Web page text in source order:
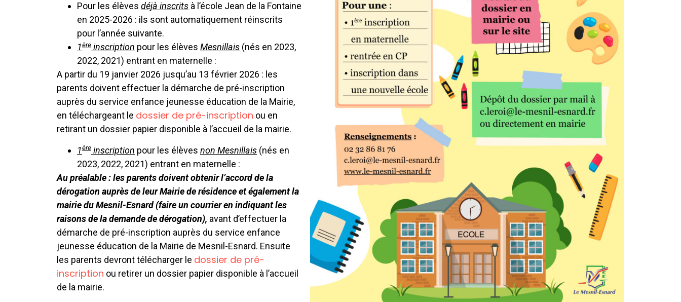
Pour les élèves déjà inscrits à l’école Jean de la Fontaine
en 2025-2026 : ils sont automatiquement réinscrits
pour l’année suivante.
1ère inscription pour les élèves Mesnillais (nés en 2023,
2022, 2021) entrant en maternelle :
A partir du 19 janvier 2026 jusqu’au 13 février 2026 : les
parents doivent effectuer la démarche de pré-inscription
auprès du service enfance jeunesse éducation de la Mairie,
en téléchargeant le dossier de pré-inscription ou en
retirant un dossier papier disponible à l’accueil de la mairie.
1ère inscription pour les élèves non Mesnillais (nés en
2023, 2022, 2021) entrant en maternelle :
Au préalable : les parents doivent obtenir l’accord de la
dérogation auprès de leur Mairie de résidence et également la
mairie du Mesnil-Esnard (faire un courrier en indiquant les
raisons de la demande de dérogation), avant d’effectuer la
démarche de pré-inscription auprès du service enfance
jeunesse éducation de la Mairie de Mesnil-Esnard. Ensuite
les parents devront télécharger le dossier de pré-
inscription ou retirer un dossier papier disponible à l’accueil
de la mairie.